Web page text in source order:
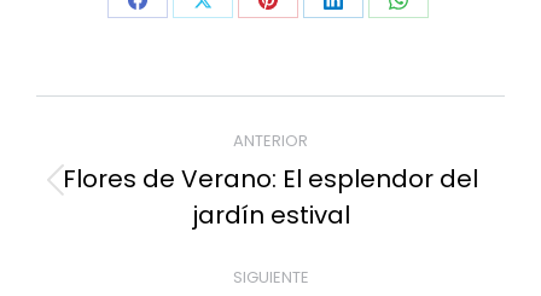
Share Share Share Share Share
publicaciones
ANTERIOR
Publicación
anterior:
Flores de Verano: El esplendor del
jardín estival
SIGUIENTE